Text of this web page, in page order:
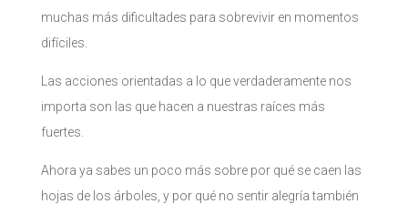
muchas más dificultades para sobrevivir en momentos
difíciles.
Las acciones orientadas a lo que verdaderamente nos
importa son las que hacen a nuestras raíces más
fuertes.
Ahora ya sabes un poco más sobre por qué se caen las
hojas de los árboles, y por qué no sentir alegría también